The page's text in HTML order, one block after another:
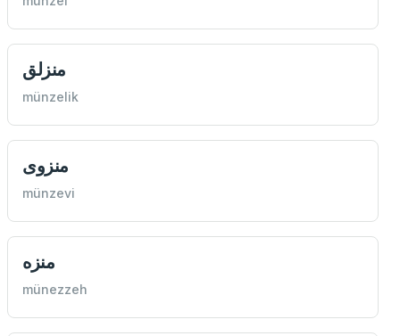
منزلق
münzelik
منزوی
münzevi
منزه
münezzeh